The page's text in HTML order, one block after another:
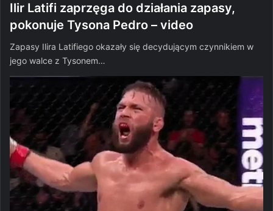
Ilir Latifi zaprzęga do działania zapasy,
pokonuje Tysona Pedro – video
Zapasy Ilira Latifiego okazały się decydującym czynnikiem w
jego walce z Tysonem…